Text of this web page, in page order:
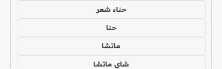
حناء شعر
حنا
ماتشا
شاي ماتشا